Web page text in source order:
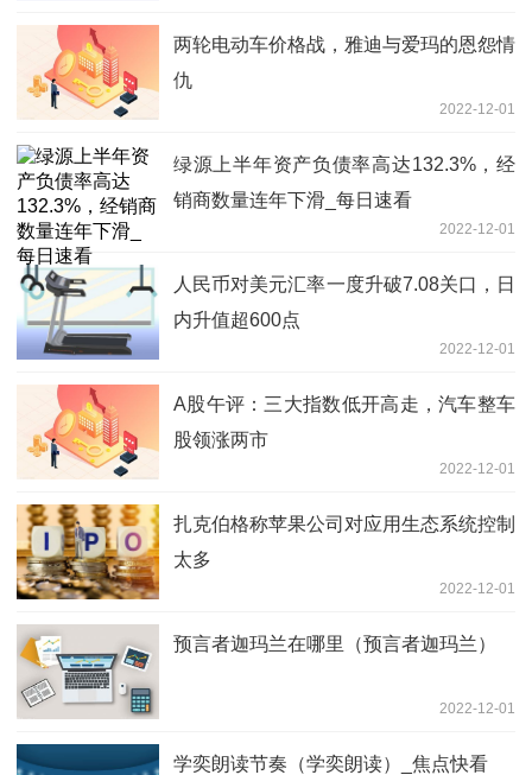
两轮电动车价格战，雅迪与爱玛的恩怨情
仇
2022-12-01
绿源上半年资产负债率高达132.3%，经
销商数量连年下滑_每日速看
2022-12-01
人民币对美元汇率一度升破7.08关口，日
内升值超600点
2022-12-01
A股午评：三大指数低开高走，汽车整车
股领涨两市
2022-12-01
扎克伯格称苹果公司对应用生态系统控制
太多
2022-12-01
预言者迦玛兰在哪里（预言者迦玛兰）
2022-12-01
学奕朗读节奏（学奕朗读）_焦点快看